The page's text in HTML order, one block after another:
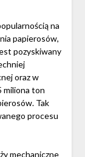
na
papierosów,
pozyskiwany
oraz w
miliona ton
Tak
procesu
mechaniczne